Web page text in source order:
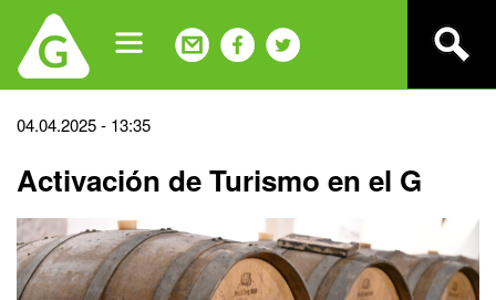
navigation
Back
top
04.04.2025 - 13:35
Activación de Turismo en el G